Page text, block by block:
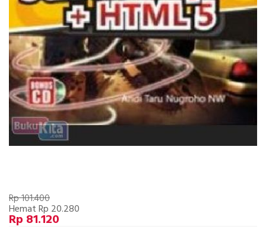
Rp 101.400
Hemat Rp 20.280
Rp 81.120